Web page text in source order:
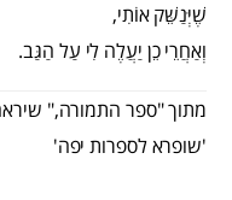
שֶׁיְּנַשֵּׁק אוֹתִי,
וְאַחֲרֵי כֵן יַעֲלֶה לִי עַל הַגַּב.
מתוך "ספר התמורה,"
'שופרא לספרות יפה'